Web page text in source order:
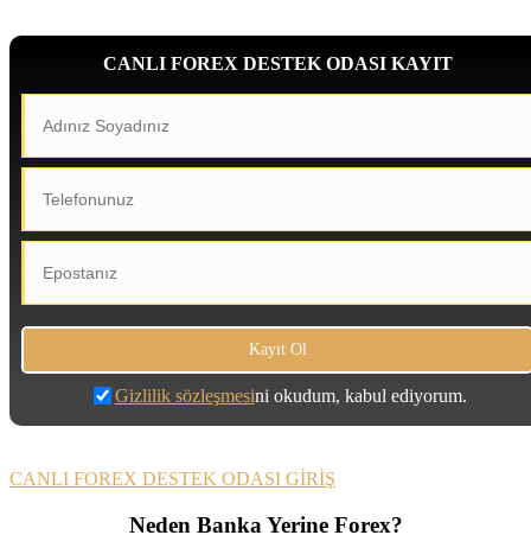
CANLI FOREX DESTEK ODASI KAYIT
Gizlilik sözleşmesini okudum, kabul ediyorum.
CANLI FOREX DESTEK ODASI GİRİŞ
Neden Banka Yerine Forex?